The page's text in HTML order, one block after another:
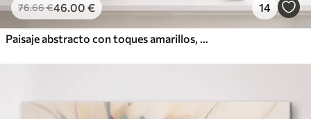
76.66€46.00 € 14
Paisaje abstracto con toques amarillos, una composición minimalista de tierra, agua y cielo, con colores apagados